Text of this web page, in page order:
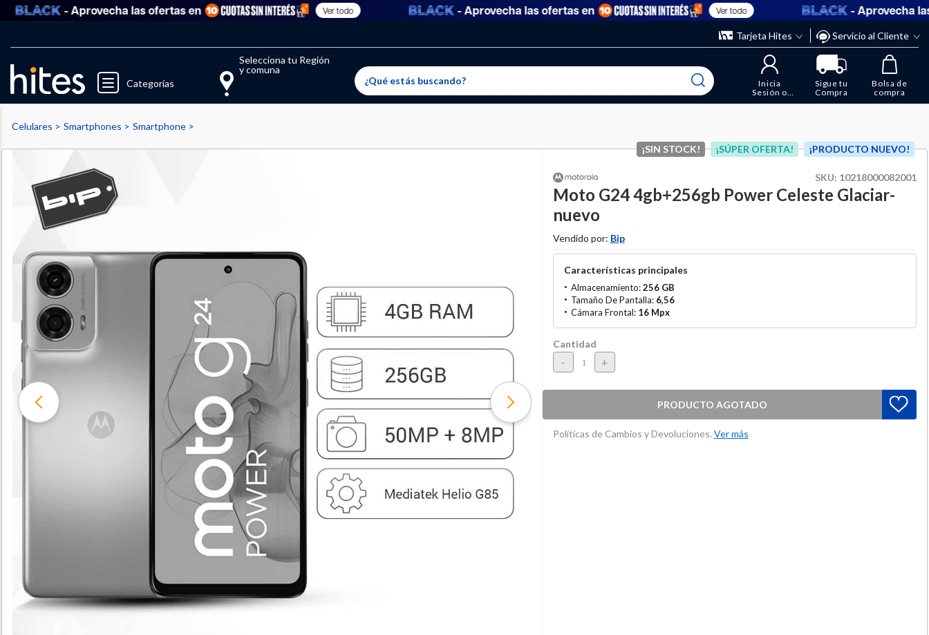
- Aprovecha las ofertas en Ver todo - Aprovecha las ofertas en Ver todo - Aprovecha las
Servicio al Cliente
Tarjeta Hites
Categorías
Selecciona tu Región
y comuna
Inicia
Sesión o
Regístrate
Sigue tu
Compra
Bolsa de
compra
El producto ha sido eliminado correctamente
El producto ha sido agregado a tu lista de favoritos correctamente
Llegaste al límite de productos favoritos permitidos, para agregar uno nuevo ingresa a “Mi cuenta” y elimina los que ya no necesitas.
Celulares Smartphones
Smartphone
¡SIN STOCK!
¡SÚPER OFERTA! ¡PRODUCTO NUEVO!
SKU: 10218000082001
Moto G24 4gb+256gb Power Celeste Glaciar-
nuevo
Vendido por: Bip
Características principales
Almacenamiento:256 GB
Tamaño De Pantalla: 6,56
Cámara Frontal: 16 Mpx
Cantidad
- +
PRODUCTO AGOTADO
Políticas de Cambios y Devoluciones. Ver más